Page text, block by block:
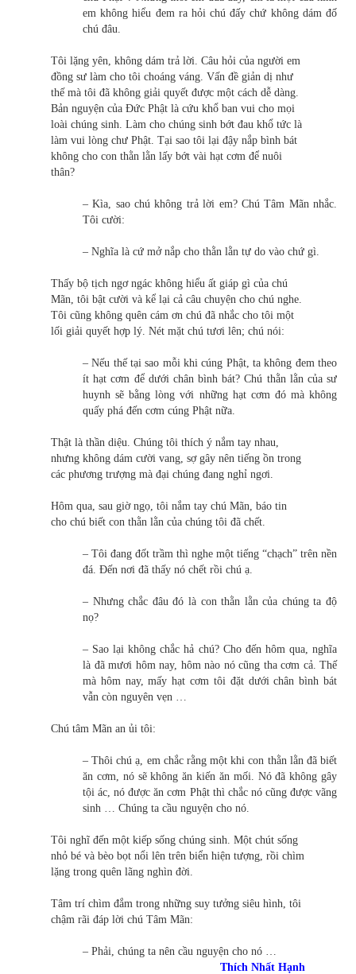
em không hiểu đem ra hỏi chú đấy chứ không dám đố
chú đâu.
Tôi lặng yên, không dám trả lời. Câu hỏi của người em
đồng sư làm cho tôi choáng váng. Vấn đề giản dị như
thế mà tôi đã không giải quyết được một cách dễ dàng.
Bản nguyện của Đức Phật là cứu khổ ban vui cho mọi
loài chúng sinh. Làm cho chúng sinh bớt đau khổ tức là
làm vui lòng chư Phật. Tại sao tôi lại đậy nắp bình bát
không cho con thằn lằn lấy bớt vài hạt cơm để nuôi
thân?
– Kìa, sao chú không trả lời em? Chú Tâm Mãn nhắc.
Tôi cười:
– Nghĩa là cứ mở nắp cho thằn lằn tự do vào chứ gì.
Thấy bộ tịch ngơ ngác không hiểu ất giáp gì của chú
Mãn, tôi bật cười và kể lại cả câu chuyện cho chú nghe.
Tôi cũng không quên cám ơn chú đã nhắc cho tôi một
lối giải quyết hợp lý. Nét mặt chú tươi lên; chú nói:
– Nếu thế tại sao mỗi khi cúng Phật, ta không đem theo
ít hạt cơm để dưới chân bình bát? Chú thằn lằn của sư
huynh sẽ bằng lòng với những hạt cơm đó mà không
quấy phá đến cơm cúng Phật nữa.
Thật là thần diệu. Chúng tôi thích ý nắm tay nhau,
nhưng không dám cười vang, sợ gây nên tiếng ồn trong
các phương trượng mà đại chúng đang nghỉ ngơi.
Hôm qua, sau giờ ngọ, tôi nắm tay chú Mãn, báo tin
cho chú biết con thằn lằn của chúng tôi đã chết.
– Tôi đang đốt trầm thì nghe một tiếng “chạch” trên nền
đá. Đến nơi đã thấy nó chết rồi chú ạ.
– Nhưng chắc đâu đó là con thằn lằn của chúng ta độ
nọ?
– Sao lại không chắc hả chú? Cho đến hôm qua, nghĩa
là đã mươi hôm nay, hôm nào nó cũng tha cơm cả. Thế
mà hôm nay, mấy hạt cơm tôi đặt dưới chân bình bát
vẫn còn nguyên vẹn …
Chú tâm Mãn an ủi tôi:
– Thôi chú ạ, em chắc rằng một khi con thằn lằn đã biết
ăn cơm, nó sẽ không ăn kiến ăn mối. Nó đã không gây
tội ác, nó được ăn cơm Phật thì chắc nó cũng được vãng
sinh … Chúng ta cầu nguyện cho nó.
Tôi nghĩ đến một kiếp sống chúng sinh. Một chút sống
nhỏ bé và bèo bọt nổi lên trên biển hiện tượng, rồi chìm
lặng trong quên lãng nghìn đời.
Tâm trí chìm đắm trong những suy tưởng siêu hình, tôi
chậm rãi đáp lời chú Tâm Mãn:
– Phải, chúng ta nên cầu nguyện cho nó …
Thích Nhất Hạnh